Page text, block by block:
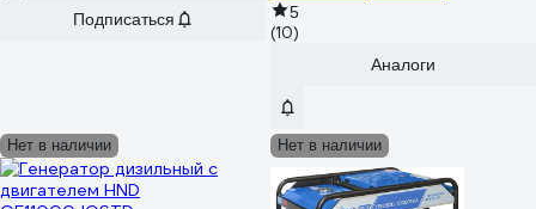
Подписаться 5
(10)
Аналоги
Нет в наличии Нет в наличии